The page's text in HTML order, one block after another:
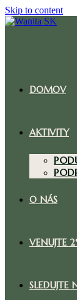
Skip to content
DOMOV
AKTIVITY
O NÁS
VENUJTE
SLEDUJTE